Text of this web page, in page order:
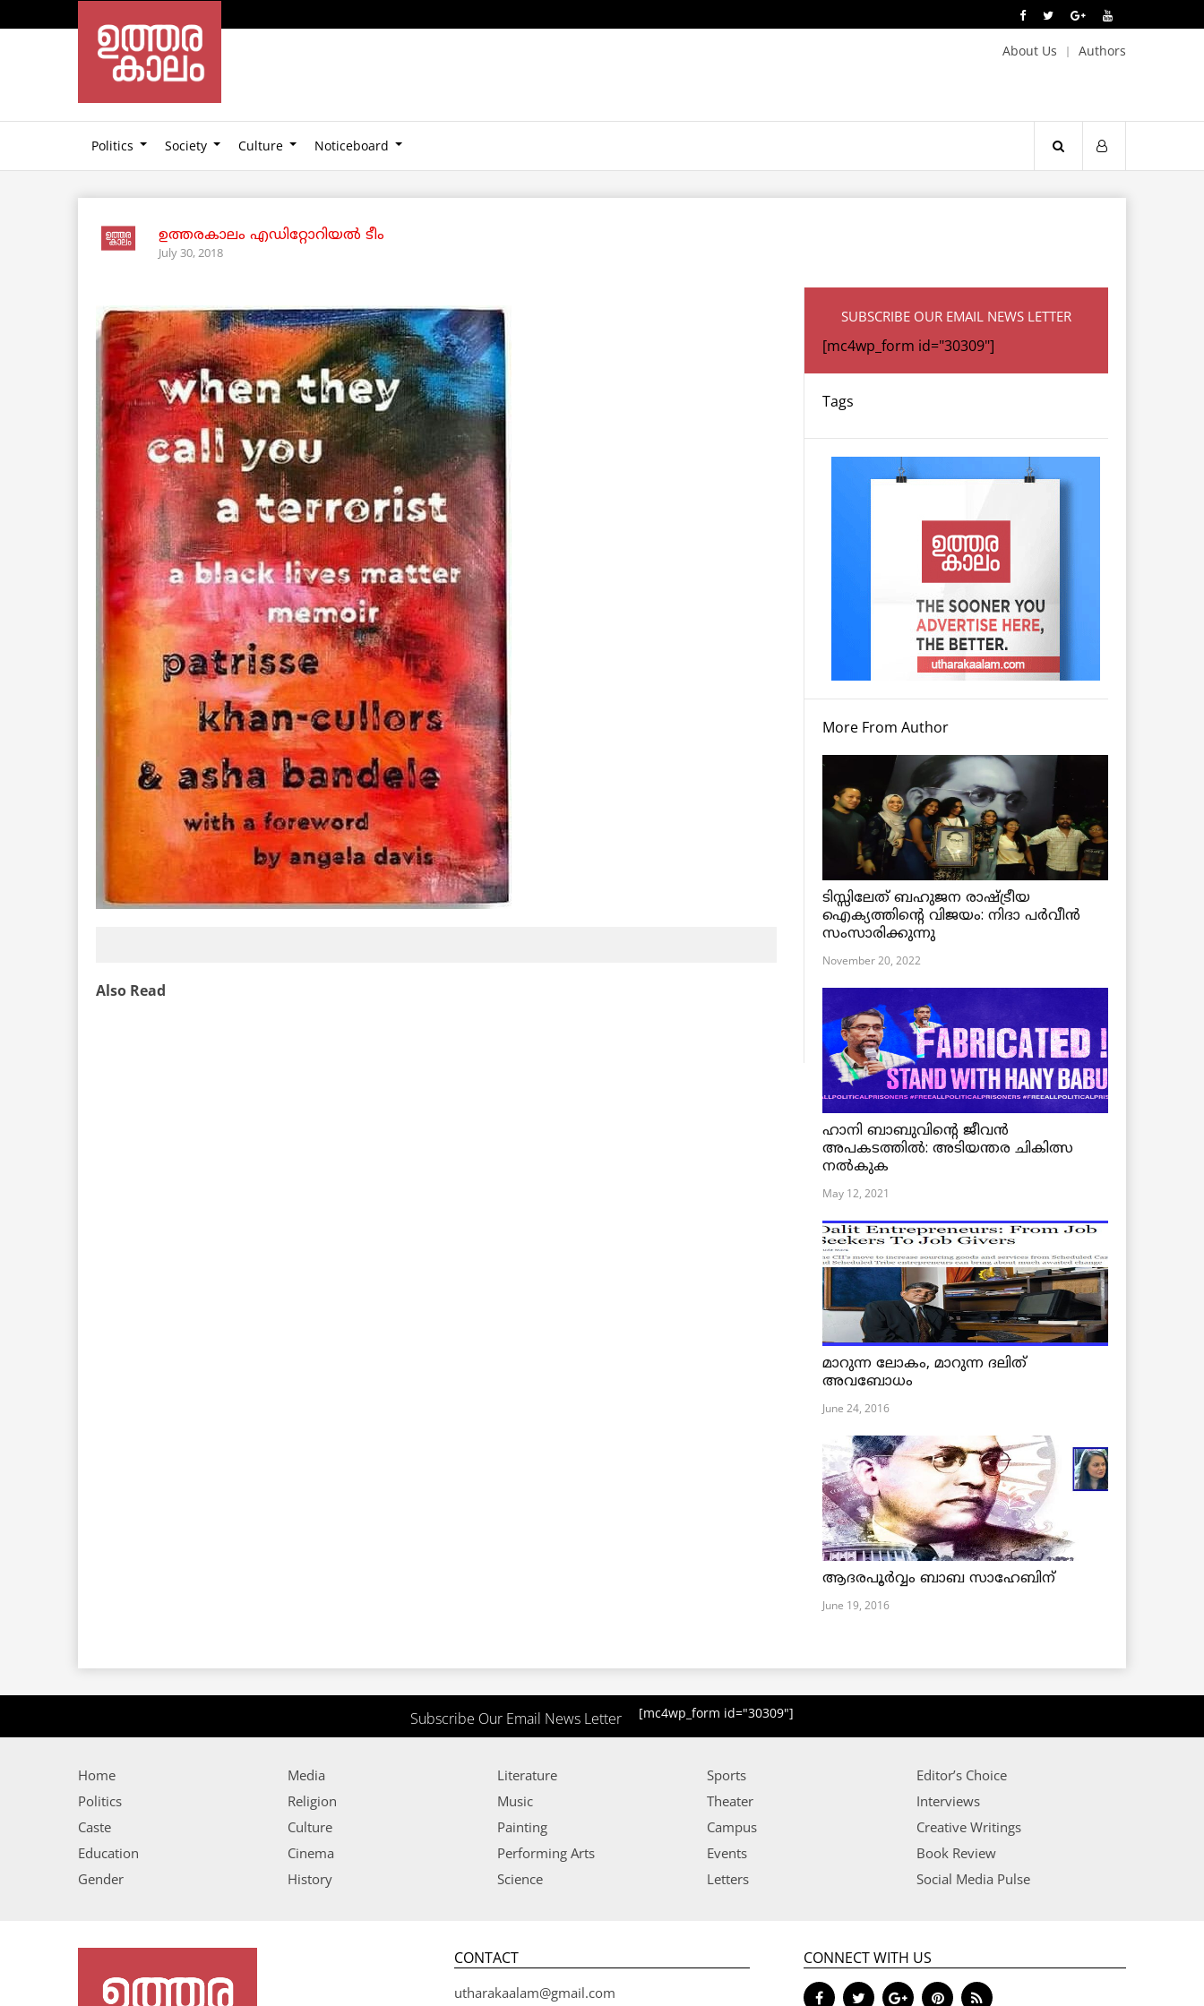
About Us Authors
Politics Society Culture Noticeboard
ഉത്തരകാലം എഡിറ്റോറിയല്‍ ടീം
July 30, 2018
Also Read
SUBSCRIBE OUR EMAIL NEWS LETTER
[mc4wp_form id="30309"]
Tags
More From Author
ടിസ്സിലേത് ബഹുജന രാഷ്ട്രീയ
ഐക്യത്തിന്റെ വിജയം: നിദാ പർവീൻ
സംസാരിക്കുന്നു
November 20, 2022
ഹാനി ബാബുവിന്റെ ജീവൻ
അപകടത്തിൽ: അടിയന്തര ചികിത്സ
നൽകുക
May 12, 2021
മാറുന്ന ലോകം, മാറുന്ന ദലിത്
അവബോധം
June 24, 2016
ആദരപൂര്‍വ്വം ബാബ സാഹേബിന്
June 19, 2016
Subscribe Our Email News Letter [mc4wp_form id="30309"]
Home
Politics
Caste
Education
Gender
Media
Religion
Culture
Cinema
History
Literature
Music
Painting
Performing Arts
Science
Sports
Theater
Campus
Events
Letters
Editor’s Choice
Interviews
Creative Writings
Book Review
Social Media Pulse
CONTACT
utharakaalam@gmail.com
CONNECT WITH US